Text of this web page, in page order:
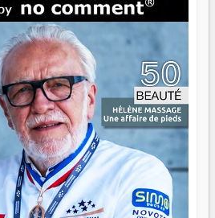
qu'elle peut consumer. C'est
en scène — pas pour reprendre le
où sont les récifs. Les jeunes
l'expérience, comme on dit. Ce
générations — c'est une question
réussites, mais aussi vos échecs.
— ils enseignent mieux que
À Madagascar, la barque avance.
tout le monde rame dans le